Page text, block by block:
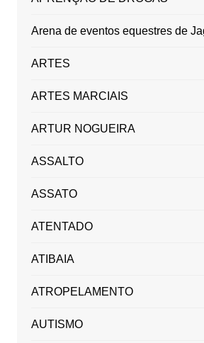
Arena de eventos equestres de
ARTES
ARTES MARCIAIS
ARTUR NOGUEIRA
ASSALTO
ASSATO
ATENTADO
ATIBAIA
ATROPELAMENTO
AUTISMO